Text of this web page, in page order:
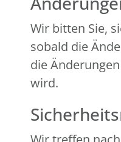
Wir bitten Sie,
sobald die
die
wird.